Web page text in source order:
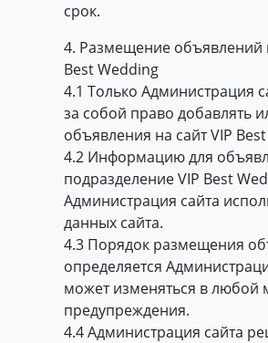
срок.
4. Размещение объявлений
Best Wedding
4.1 Только Администрация
за собой право добавлять
объявления на сайт VIP
4.2 Информацию для
подразделение VIP Best
Администрация сайта
данных сайта.
4.3 Порядок размещения
определяется
может изменяться в любой
предупреждения.
4.4 Администрация сайта